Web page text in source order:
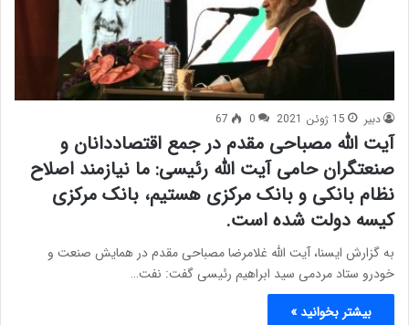
دبیر 15 ژوئن 2021 0
67
آیت الله مصباحی مقدم در جمع اقتصاددانان و
صنعتگران حامی آیت الله رئیسی: ما نیازمند اصلاح
نظام بانکی و بانک مرکزی هستیم، بانک مرکزی
کیسه دولت شده است.
به گزارش ایسنا، آیت الله غلامرضا مصباحی مقدم در همایش صنعت و
خودرو ستاد مردمی سید ابراهیم رئیسی گفت: نفت…
بیشتر بخوانید »